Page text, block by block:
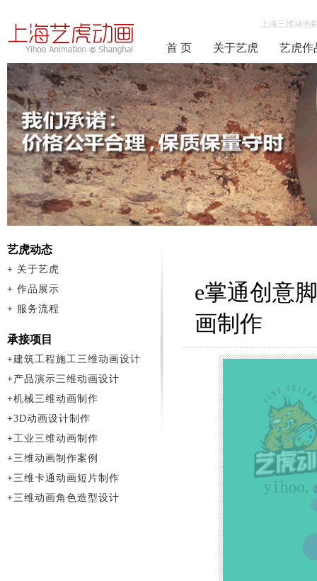
上海三维动
首 页 关于艺虎 艺虎作
e掌通创意
画制作
艺虎动态
+ 关于艺虎
+ 作品展示
+ 服务流程
承接项目
+建筑工程施工三维动画设计
+产品演示三维动画设计
+机械三维动画制作
+3D动画设计制作
+工业三维动画制作
+三维动画制作案例
+三维卡通动画短片制作
+三维动画角色造型设计